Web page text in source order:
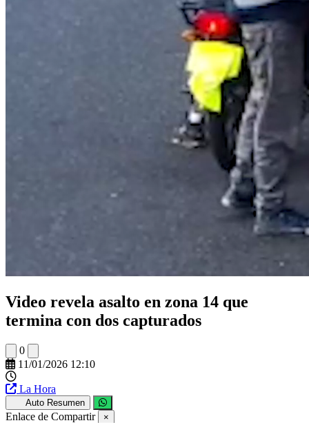
Video revela asalto en zona 14 que
termina con dos capturados
0
11/01/2026 12:10
La Hora
Auto Resumen
Enlace de Compartir ×